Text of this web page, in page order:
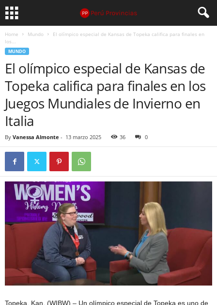
Home Mundo
El olímpico especial de Kansas de Topeka califica para finales en
los...
MUNDO
El olímpico especial de Kansas de
Topeka califica para finales en los
Juegos Mundiales de Invierno en
Italia
By Vanessa Almonte - 13 marzo 2025 36 0
Topeka, Kan. (WIBW) – Un olímpico especial de Topeka es uno de